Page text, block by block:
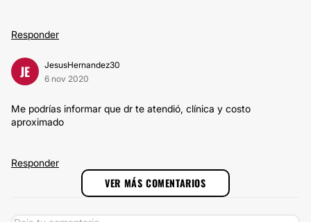
Responder
JE
JesusHernandez30
6 nov 2020
Me podrías informar que dr te atendió, clínica y costo
aproximado
Responder
VER MÁS COMENTARIOS